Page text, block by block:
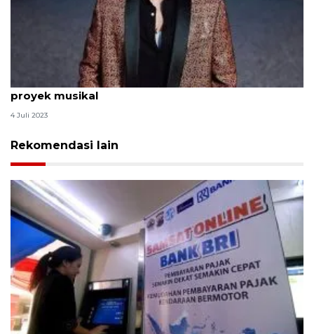
Park Bo-gum pertimbangkan lakukan debut
proyek musikal
4 Juli 2023
Rekomendasi lain